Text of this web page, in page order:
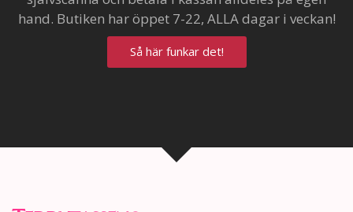
hand. Butiken har öppet 7-22, ALLA dagar i veckan!
Så här funkar det!